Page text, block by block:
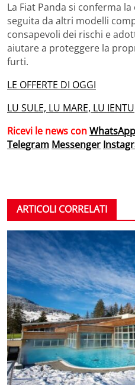
La Fiat Panda si conferma
seguita da altri modelli
consapevoli dei rischi e
aiutare a proteggere la
furti.
LE OFFERTE DI OGGI
LU SULE, LU MARE, LU IENTU
Ricevi le news conWhatsApp
Telegram Messenger
ARTICOLI CORRELATI